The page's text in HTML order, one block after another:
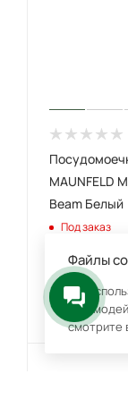
MAUNFELD
Beam Белый
Под заказ
38 990₽
39 %
Файлы
Мы
смотрите